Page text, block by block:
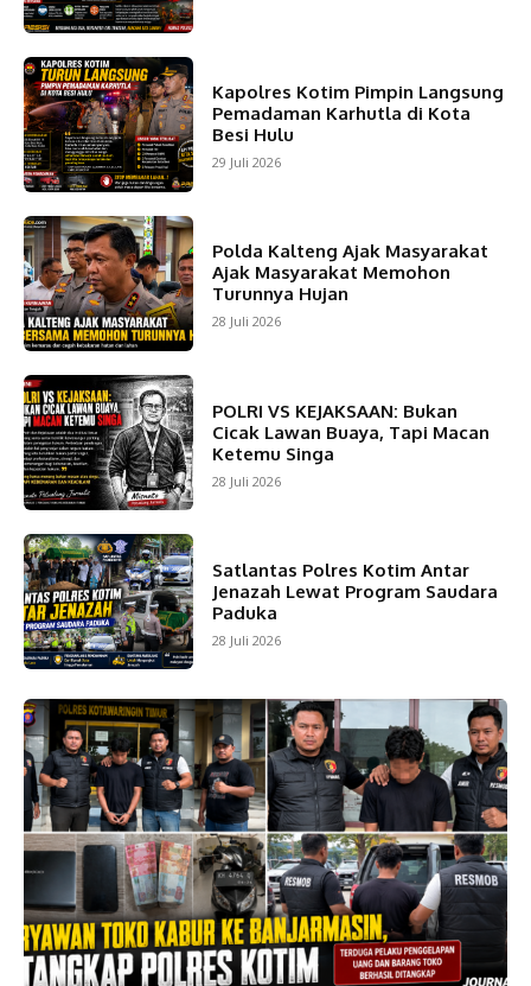
Kapolres Kotim Pimpin Langsung
Pemadaman Karhutla di Kota
Besi Hulu
29 Juli 2026
Polda Kalteng Ajak Masyarakat
Ajak Masyarakat Memohon
Turunnya Hujan
28 Juli 2026
POLRI VS KEJAKSAAN: Bukan
Cicak Lawan Buaya, Tapi Macan
Ketemu Singa
28 Juli 2026
Satlantas Polres Kotim Antar
Jenazah Lewat Program Saudara
Paduka
28 Juli 2026